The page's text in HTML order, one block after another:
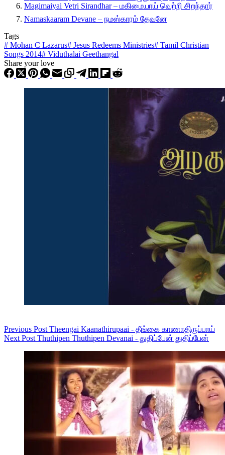
Magimaiyai Vetri Sirandhar – மகிமையாய் வெற்றி சிறந்தார்
Namaskaaram Devane – நமஸ்காரம் தேவனே
Tags
# Mohan C Lazarus# Jesus Redeems Ministries# Tamil Christian
Songs 2014# Viduthalai Geethangal
Share your love
Previous Post Theengai Kaanathirupaai - தீங்கை காணாதிருப்பாய்
Next Post Thuthipen Thuthipen Devanai - துதிப்பேன் துதிப்பேன்